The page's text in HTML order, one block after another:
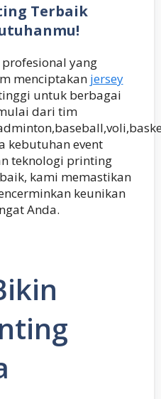
Terbaik
yang
menciptakan jersey
untuk berbagai
dari tim
kebutuhan event
teknologi printing
kami memastikan
keunikan
Anda.